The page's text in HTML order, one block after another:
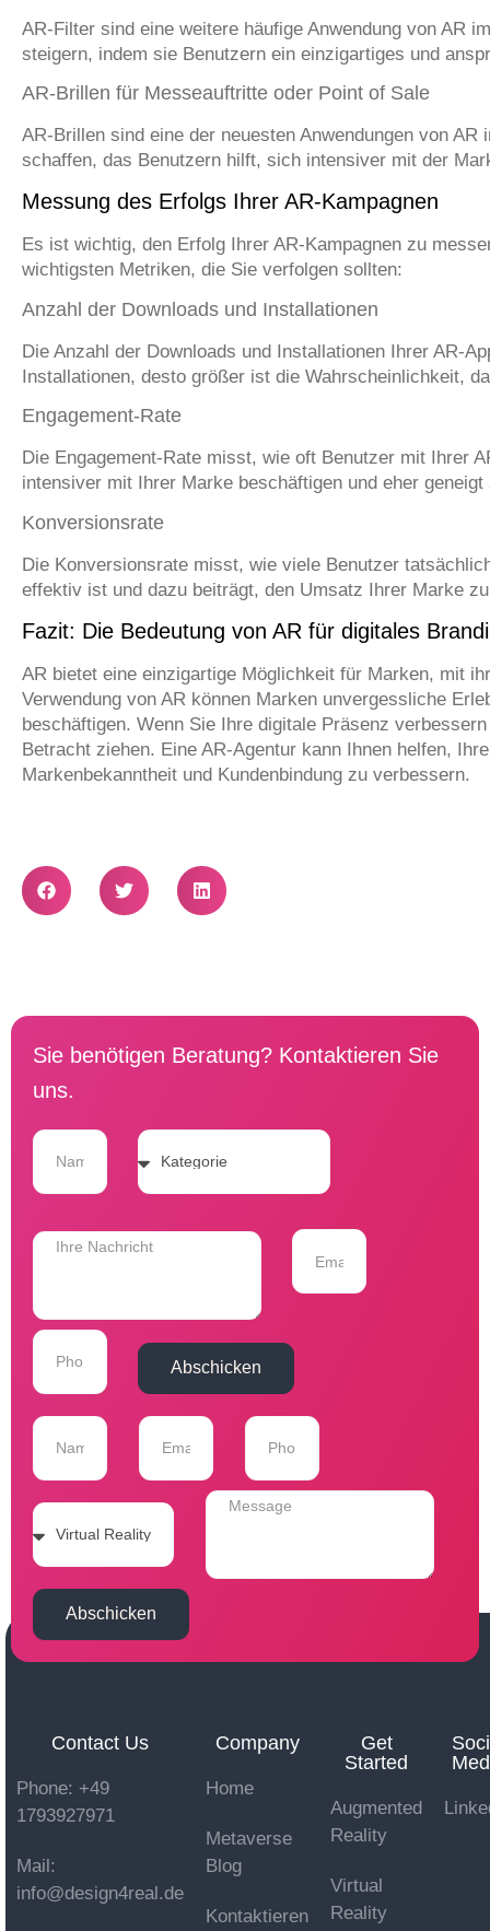
AR-Filter sind eine weitere häufige Anwendung von AR
steigern, indem sie Benutzern ein einzigartiges und
AR-Brillen für Messeauftritte oder Point of Sale
AR-Brillen sind eine der neuesten Anwendungen von
schaffen, das Benutzern hilft, sich intensiver mit der
Messung des Erfolgs Ihrer AR-Kampagnen
Es ist wichtig, den Erfolg Ihrer AR-Kampagnen zu
wichtigsten Metriken, die Sie verfolgen sollten:
Anzahl der Downloads und Installationen
Die Anzahl der Downloads und Installationen Ihrer AR-
Installationen, desto größer ist die Wahrscheinlichkeit,
Engagement-Rate
Die Engagement-Rate misst, wie oft Benutzer mit Ihrer
intensiver mit Ihrer Marke beschäftigen und eher
Konversionsrate
Die Konversionsrate misst, wie viele Benutzer
effektiv ist und dazu beiträgt, den Umsatz Ihrer Marke
Fazit: Die Bedeutung von AR für digitales
AR bietet eine einzigartige Möglichkeit für Marken, mit
Verwendung von AR können Marken unvergessliche
beschäftigen. Wenn Sie Ihre digitale Präsenz
Betracht ziehen. Eine AR-Agentur kann Ihnen helfen,
Markenbekanntheit und Kundenbindung zu verbessern.
Sie benötigen Beratung? Kontaktieren Sie
uns.
Abschicken
Abschicken
Contact Us
Phone: +49
1793927971
Mail:
info@design4real.de
Company
Home
Metaverse
Blog
Kontaktieren
Get
Started
Augmented
Reality
Virtual
Reality